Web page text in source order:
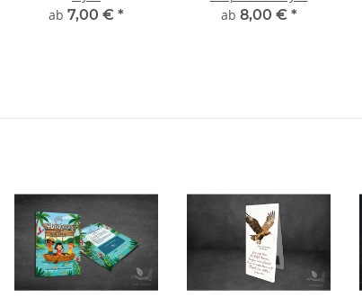
ab 7,00 € *
ab 8,00 € *